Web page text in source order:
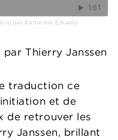
lu par Katherine Erhardy
par Thierry Janssen
traduction ce
et de
de retrouver les
Janssen, brillant